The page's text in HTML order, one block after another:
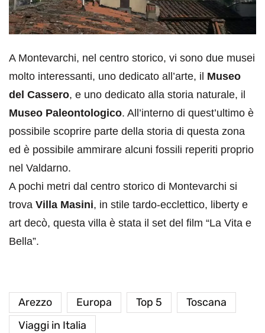
A Montevarchi, nel centro storico, vi sono due musei
molto interessanti, uno dedicato all’arte, il Museo
del Cassero, e uno dedicato alla storia naturale, il
Museo Paleontologico. All’interno di quest’ultimo è
possibile scoprire parte della storia di questa zona
ed è possibile ammirare alcuni fossili reperiti proprio
nel Valdarno.
A pochi metri dal centro storico di Montevarchi si
trova Villa Masini, in stile tardo-ecclettico, liberty e
art decò, questa villa è stata il set del film “La Vita e
Bella”.
Arezzo Europa Top 5
Toscana
Viaggi in Italia